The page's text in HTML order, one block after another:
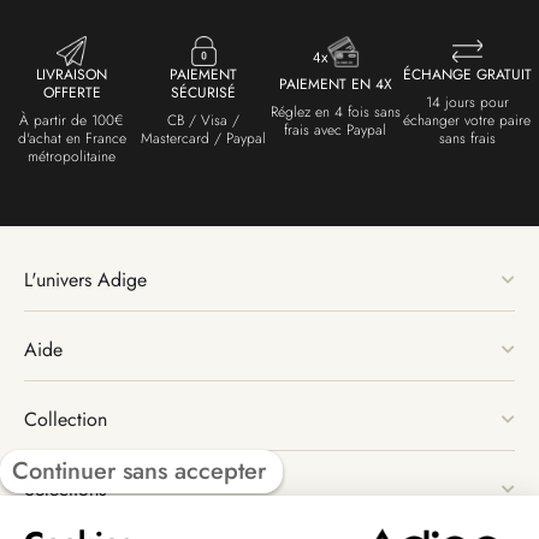
LIVRAISON
OFFERTE
À partir de 100€
d'achat en France
métropolitaine
PAIEMENT
SÉCURISÉ
CB / Visa /
Mastercard / Paypal
PAIEMENT EN 4X
Réglez en 4 fois sans
frais avec Paypal
ÉCHANGE GRATUIT
14 jours pour
échanger votre paire
sans frais
L'univers Adige
Aide
Collection
Sélections
Continuer sans accepter